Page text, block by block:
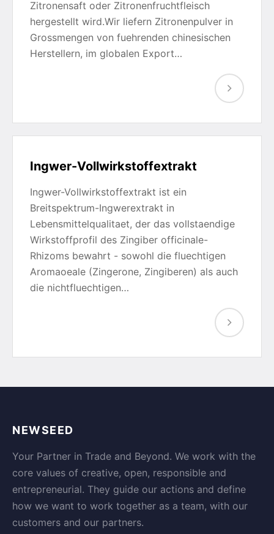
Zitronensaft oder Zitronenfruchtfleisch
hergestellt wird.Wir liefern Zitronenpulver in
Grossmengen von fuehrenden chinesischen
Herstellern, im globalen Export…
Ingwer-Vollwirkstoffextrakt
Ingwer-Vollwirkstoffextrakt ist ein
Breitspektrum-Ingwerextrakt in
Lebensmittelqualitaet, der das vollstaendige
Wirkstoffprofil des Zingiber officinale-
Rhizoms bewahrt - sowohl die fluechtigen
Aromaoeale (Zingerone, Zingiberen) als auch
die nichtfluechtigen…
NEWSEED
Your Partner in Trade and Beyond. We work with the
core values of creative, open, responsible and
entrepreneurial. They guide our actions and define
how we want to work together as a team, with our
customers and our partners.